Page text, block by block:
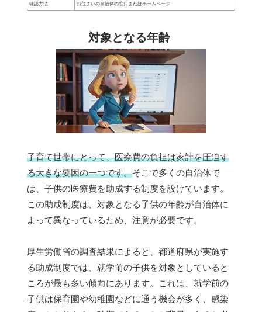
確認方法 お住まいの自治体の窓口またはホームページ
対象となる年齢
子育て世帯にとって、医療費の負担は家計を圧迫す
る大きな要因の一つです。そこで多くの自治体で
は、子供の医療費を助成する制度を設けています。
この助成制度は、対象となる子供の年齢が自治体に
よって異なっているため、注意が必要です。
厚生労働省の調査結果によると、都道府県が実施す
る助成制度では、就学前の子供を対象としていると
ころが最も多い傾向にあります。これは、就学前の
子供は保育園や幼稚園などに通う機会が多く、感染